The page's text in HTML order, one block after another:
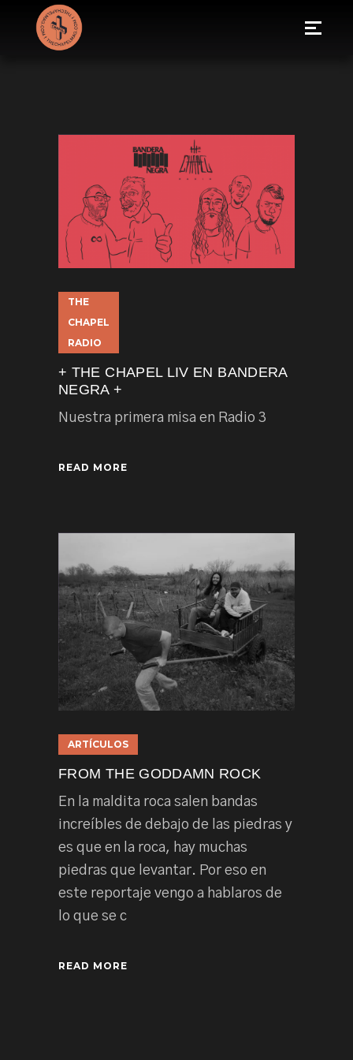
THE
CHAPEL
RADIO
+ THE CHAPEL LIV EN BANDERA
NEGRA +
Nuestra primera misa en Radio 3
READ MORE
ARTÍCULOS
FROM THE GODDAMN ROCK
En la maldita roca salen bandas
increíbles de debajo de las piedras y
es que en la roca, hay muchas
piedras que levantar. Por eso en
este reportaje vengo a hablaros de
lo que se c
READ MORE